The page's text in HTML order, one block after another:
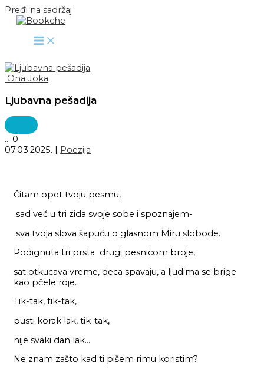
Pređi na sadržaj
Ona Joka
Ljubavna pešadija
... 0
07.03.2025. | Poezija
Čitam opet tvoju pesmu,
sad već u tri zida svoje sobe i spoznajem-
sva tvoja slova šapuću o glasnom Miru slobode.
Podignuta tri prsta drugi pesnicom broje,
sat otkucava vreme, deca spavaju, a ljudima se brige
kao pčele roje.
Tik-tak, tik-tak,
pusti korak lak, tik-tak,
nije svaki dan lak…
Ne znam zašto kad ti pišem rimu koristim?